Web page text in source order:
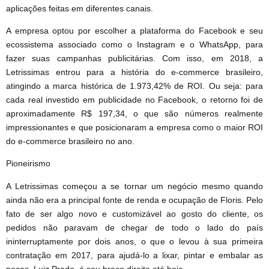
aplicações feitas em diferentes canais.
A empresa optou por escolher a plataforma do Facebook e seu
ecossistema associado como o Instagram e o WhatsApp, para
fazer suas campanhas publicitárias. Com isso, em 2018, a
Letrissimas entrou para a história do e-commerce brasileiro,
atingindo a marca histórica de 1.973,42% de ROI. Ou seja: para
cada real investido em publicidade no Facebook, o retorno foi de
aproximadamente R$ 197,34, o que são números realmente
impressionantes e que posicionaram a empresa como o maior ROI
do e-commerce brasileiro no ano.
Pioneirismo
A Letrissimas começou a se tornar um negócio mesmo quando
ainda não era a principal fonte de renda e ocupação de Floris. Pelo
fato de ser algo novo e customizável ao gosto do cliente, os
pedidos não paravam de chegar de todo o lado do país
ininterruptamente por dois anos, o que o levou à sua primeira
contratação em 2017, para ajudá-lo a lixar, pintar e embalar as